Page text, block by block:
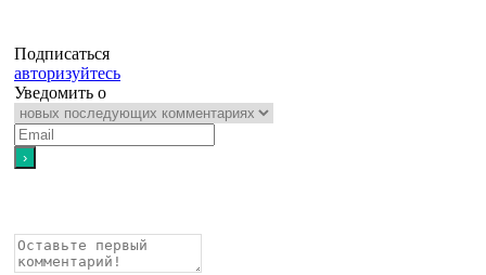
Подписаться
авторизуйтесь
Уведомить о